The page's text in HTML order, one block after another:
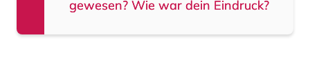
gewesen? Wie war dein Eindruck?